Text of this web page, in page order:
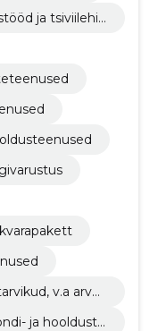
ja tsiviilehit
v.a arvut
ja hoolduste